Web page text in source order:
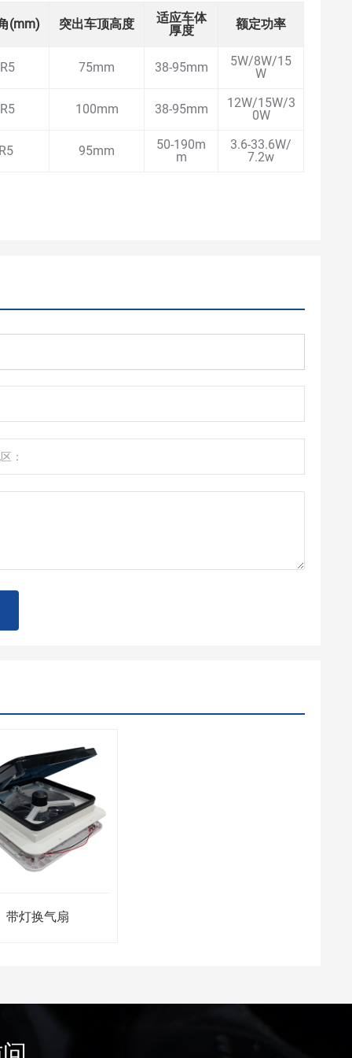
(mm) 突出车顶高度
适应车体
厚度
额定功率
75mm 38-95mm
5W/8W/15
W
100mm 38-95mm
12W/15W/3
0W
95mm
50-190m
m
3.6-33.6W/
7.2w
带灯换气扇